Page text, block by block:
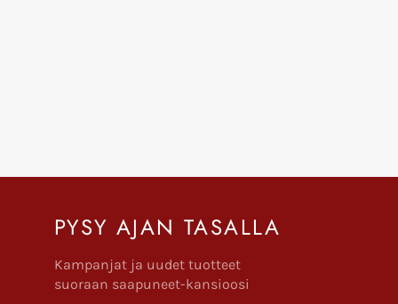
PYSY AJAN TASALLA
Kampanjat ja uudet tuotteet
suoraan saapuneet-kansioosi